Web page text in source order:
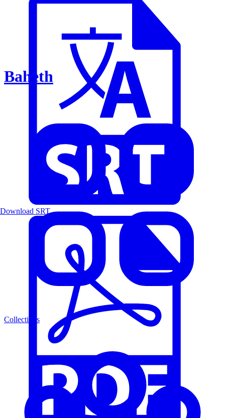
Baheth
Collections
Download SRT